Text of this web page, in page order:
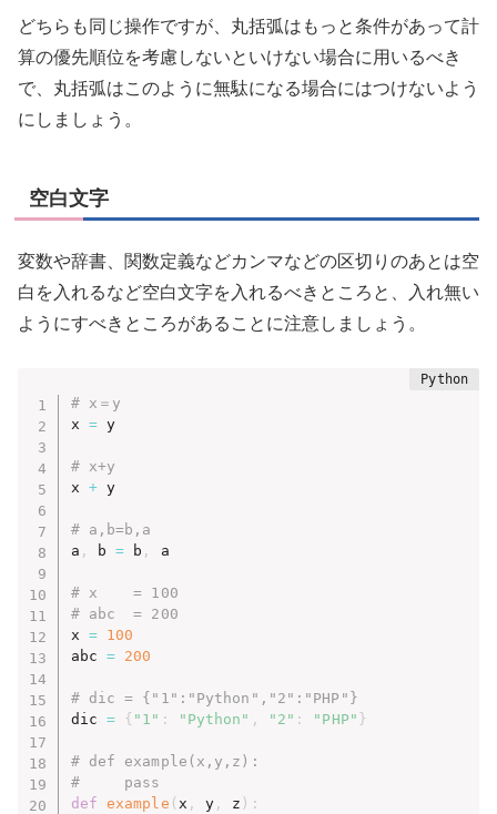
どちらも同じ操作ですが、丸括弧はもっと条件があって計
算の優先順位を考慮しないといけない場合に用いるべき
で、丸括弧はこのように無駄になる場合にはつけないよう
にしましょう。
空白文字
変数や辞書、関数定義などカンマなどの区切りのあとは空
白を入れるなど空白文字を入れるべきところと、入れ無い
ようにすべきところがあることに注意しましょう。
# x＝y
x = y
# x+y
x + y
# a,b=b,a
a , b = b , a
# x    = 100
# abc  = 200
x =
100
abc = 200
# dic = {"1":"Python","2":"PHP"}
dic = { "1" : "Python" , "2" : "PHP" }
# def example(x,y,z):
#     pass
def example ( x , y , z ) :